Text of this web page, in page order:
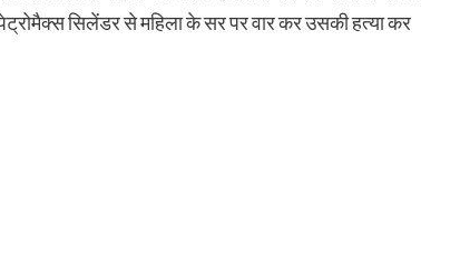
पेट्रोमैक्स सिलेंडर से महिला के सर पर वार कर उसकी हत्या कर